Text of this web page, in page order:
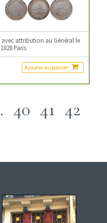
attribution au Général le
Paris
Ajouter au panier
40 41 42